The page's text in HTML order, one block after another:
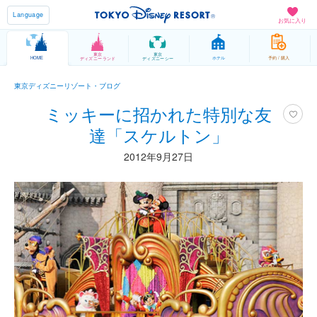
お気に入り
Language
HOME
東京
ディズニーランド
東京
ディズニーシー ホテル 予約 / 購入
東京ディズニーリゾート・ブログ
ミッキーに招かれた特別な友
達「スケルトン」
2012年9月27日